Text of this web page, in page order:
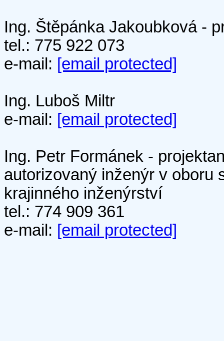
Ing. Štěpánka Jakoubková -
tel.: 775 922 073
e-mail: [email protected]
Ing. Luboš Miltr
e-mail: [email protected]
Ing. Petr Formánek -
autorizovaný inženýr v oboru
krajinného inženýrství
tel.: 774 909 361
e-mail: [email protected]